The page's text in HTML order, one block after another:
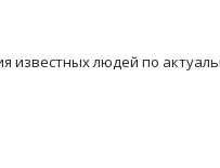
известных людей по